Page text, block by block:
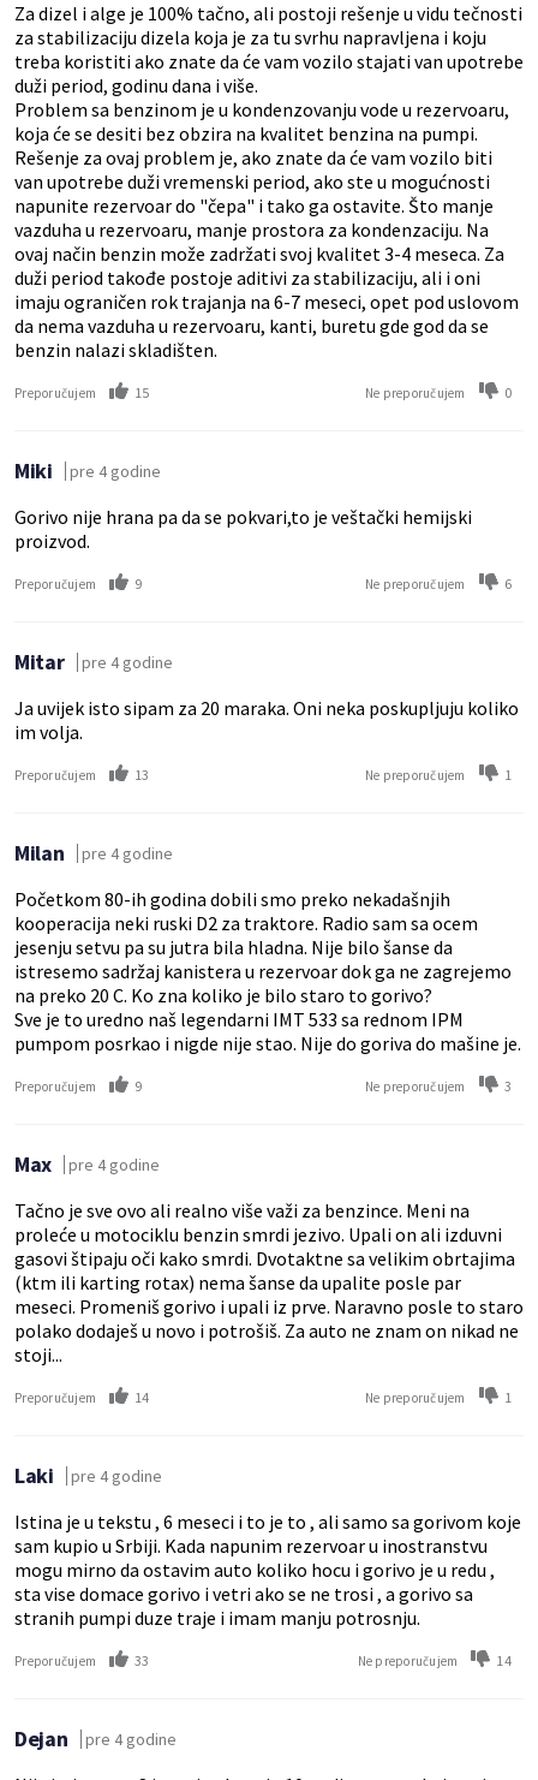
Za dizel i alge je 100% tačno, ali postoji rešenje u vidu tečnosti
za stabilizaciju dizela koja je za tu svrhu napravljena i koju
treba koristiti ako znate da će vam vozilo stajati van upotrebe
duži period, godinu dana i više.
Problem sa benzinom je u kondenzovanju vode u rezervoaru,
koja će se desiti bez obzira na kvalitet benzina na pumpi.
Rešenje za ovaj problem je, ako znate da će vam vozilo biti
van upotrebe duži vremenski period, ako ste u mogućnosti
napunite rezervoar do "čepa" i tako ga ostavite. Što manje
vazduha u rezervoaru, manje prostora za kondenzaciju. Na
ovaj način benzin može zadržati svoj kvalitet 3-4 meseca. Za
duži period takođe postoje aditivi za stabilizaciju, ali i oni
imaju ograničen rok trajanja na 6-7 meseci, opet pod uslovom
da nema vazduha u rezervoaru, kanti, buretu gde god da se
benzin nalazi skladišten.
Preporučujem 15 Ne preporučujem 0
Miki pre 4 godine
Gorivo nije hrana pa da se pokvari,to je veštački hemijski
proizvod.
Preporučujem 9 Ne preporučujem 6
Mitar pre 4 godine
Ja uvijek isto sipam za 20 maraka. Oni neka poskupljuju koliko
im volja.
Preporučujem 13 Ne preporučujem 1
Milan pre 4 godine
Početkom 80-ih godina dobili smo preko nekadašnjih
kooperacija neki ruski D2 za traktore. Radio sam sa ocem
jesenju setvu pa su jutra bila hladna. Nije bilo šanse da
istresemo sadržaj kanistera u rezervoar dok ga ne zagrejemo
na preko 20 C. Ko zna koliko je bilo staro to gorivo?
Sve je to uredno naš legendarni IMT 533 sa rednom IPM
pumpom posrkao i nigde nije stao. Nije do goriva do mašine je.
Preporučujem 9 Ne preporučujem 3
Max pre 4 godine
Tačno je sve ovo ali realno više važi za benzince. Meni na
proleće u motociklu benzin smrdi jezivo. Upali on ali izduvni
gasovi štipaju oči kako smrdi. Dvotaktne sa velikim obrtajima
(ktm ili karting rotax) nema šanse da upalite posle par
meseci. Promeniš gorivo i upali iz prve. Naravno posle to staro
polako dodaješ u novo i potrošiš. Za auto ne znam on nikad ne
stoji...
Preporučujem 14 Ne preporučujem 1
Laki pre 4 godine
Istina je u tekstu , 6 meseci i to je to , ali samo sa gorivom koje
sam kupio u Srbiji. Kada napunim rezervoar u inostranstvu
mogu mirno da ostavim auto koliko hocu i gorivo je u redu ,
sta vise domace gorivo i vetri ako se ne trosi , a gorivo sa
stranih pumpi duze traje i imam manju potrosnju.
Preporučujem 33 Ne preporučujem 14
Dejan pre 4 godine